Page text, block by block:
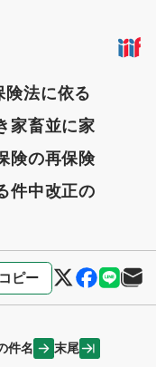
険法に依る
家畜並に家
険の再保険
件中改正の
ピー
件名 末尾